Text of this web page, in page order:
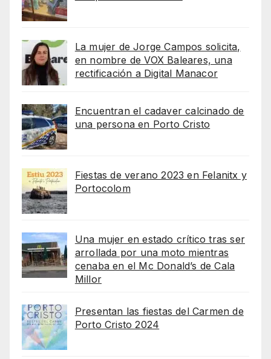
La mujer de Jorge Campos solicita,
en nombre de VOX Baleares, una
rectificación a Digital Manacor
Encuentran el cadaver calcinado de
una persona en Porto Cristo
Fiestas de verano 2023 en Felanitx y
Portocolom
Una mujer en estado crítico tras ser
arrollada por una moto mientras
cenaba en el Mc Donald’s de Cala
Millor
Presentan las fiestas del Carmen de
Porto Cristo 2024